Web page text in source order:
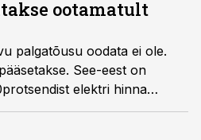
ootamatult
palgatõusu oodata ei ole.
See-eest on
elektri hinna
selgunud, et elektrituru
suurettevõtteid.